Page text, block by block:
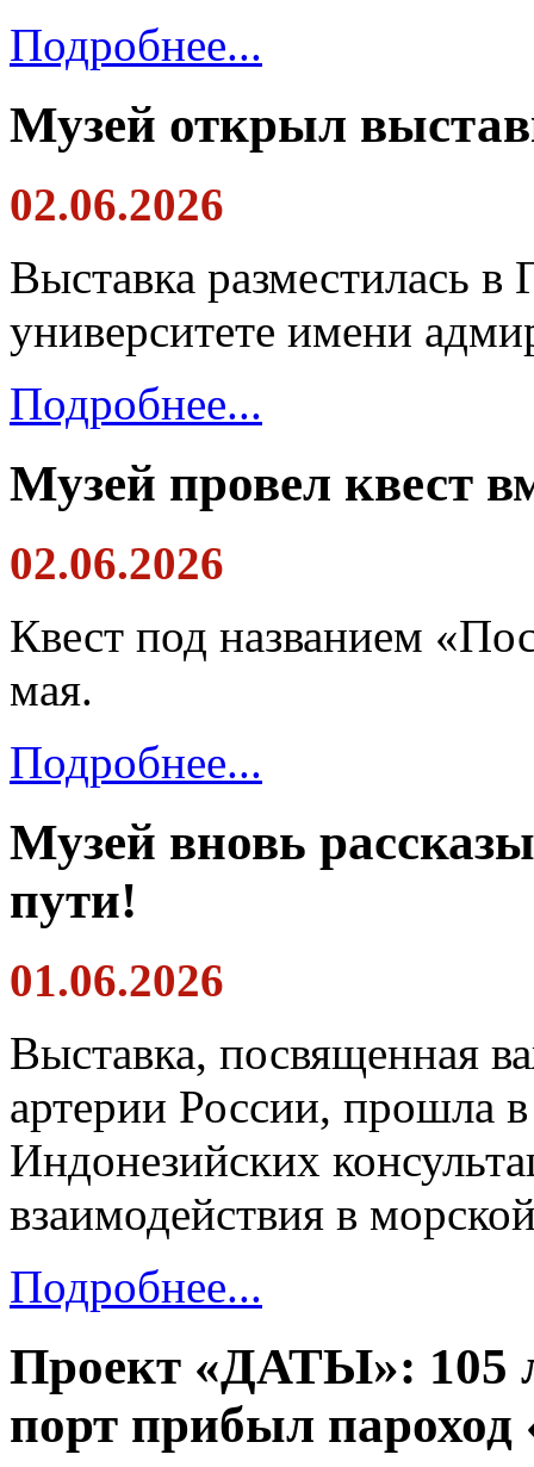
Подробнее...
Музей открыл
02.06.2026
Выставка разместилась
университете имени
Подробнее...
Музей провел квест
02.06.2026
Квест под названием
мая.
Подробнее...
Музей вновь
пути!
01.06.2026
Выставка, посвященная
артерии России, прошла
Индонезийских
взаимодействия в
Подробнее...
Проект «ДАТЫ»: 105
порт прибыл